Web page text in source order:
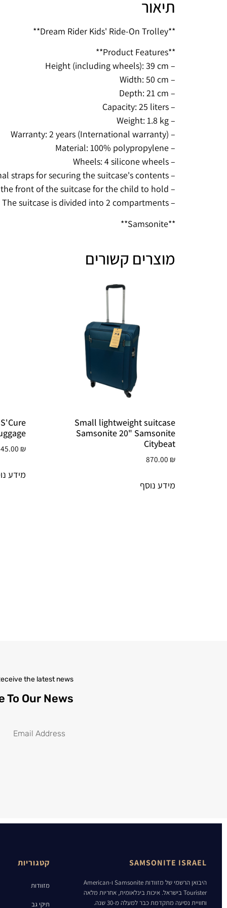
תיאור
**Dream Rider Kids' Ride-On Trolley**
**Product Features**
– Height (including wheels): 39 cm
– Width: 50 cm
– Depth: 21 cm
– Capacity: 25 liters
– Weight: 1.8 kg
– Warranty: 2 years (International warranty)
– Material: 100% polypropylene
– Wheels: 4 silicone wheels
– Straps: A detachable long shoulder strap for pulling the suitcase or hanging it over the shoulder, internal straps for securing the suitcase's contents
– Handles: 2 fabric handles at the front of the suitcase for the child to hold
– Internal Compartments: The suitcase is divided into 2 compartments
**Samsonite**
מוצרים קשורים
Small lightweight suitcase
Samsonite 20" Samsonite
Citybeat
870.00 ₪
מידע נוסף
₪
מידע
the latest news
To Our News
SAMSONITE ISRAEL
היבואן הרשמי של מזוודות Samsonite ו-American
Tourister בישראל. איכות בינלאומית, אחריות מלאה
וחוויית נסיעה מתקדמת כבר למעלה מ-30 שנה.
קטגוריות
מזוודות
תיקי גב